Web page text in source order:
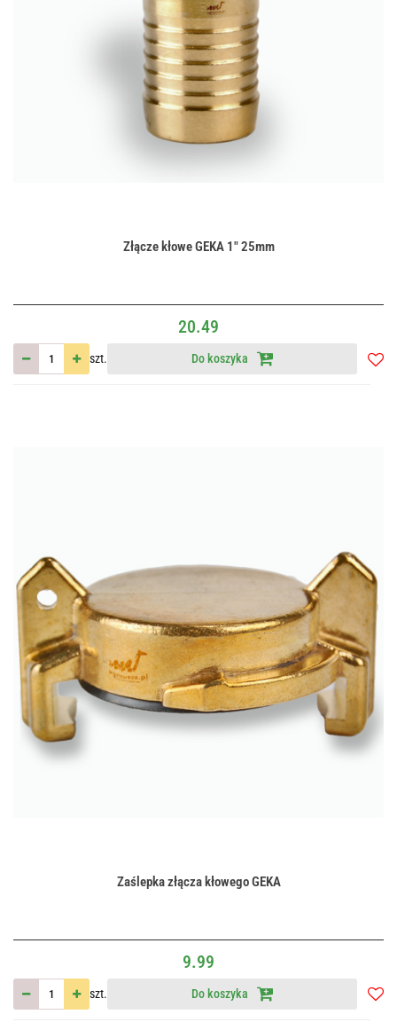
Złącze kłowe GEKA 1" 25mm
20.49
szt. Do koszyka
Zaślepka złącza kłowego GEKA
9.99
szt. Do koszyka